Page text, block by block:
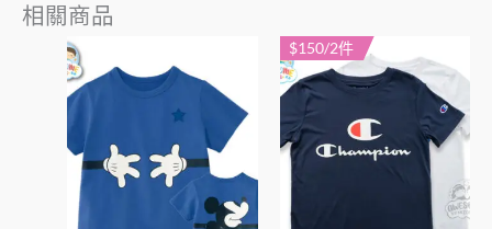
相關商品
品
有
多
種
款
$150/2件
產
品
多
款